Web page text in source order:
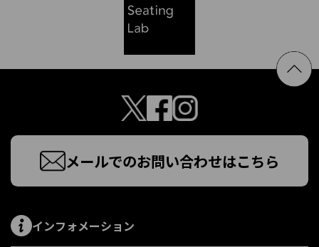
メールでのお問い合わせはこちら
インフォメーション